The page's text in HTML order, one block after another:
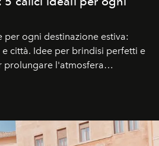
per ogni destinazione estiva:
città. Idee per brindisi perfetti e
prolungare l'atmosfera